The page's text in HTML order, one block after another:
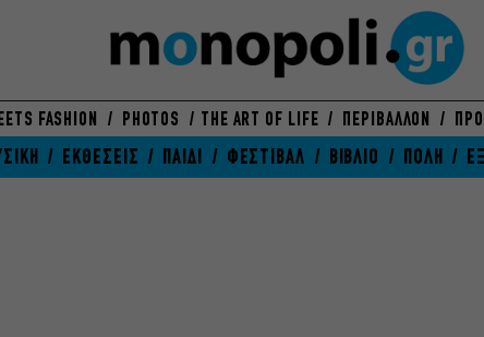
FASHION PHOTOS THE ART OF LIFE ΠΕΡΙΒΑΛΛΟΝ
ΕΚΘΕΣΕΙΣ ΠΑΙΔΙ ΦΕΣΤΙΒΑΛ ΒΙΒΛΙΟ ΠΟΛΗ